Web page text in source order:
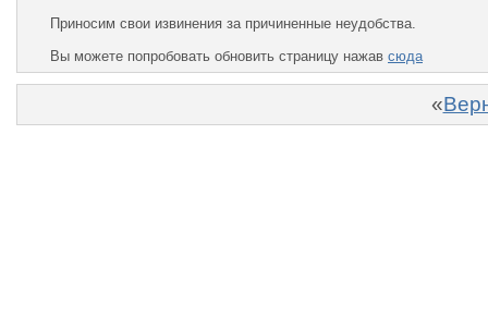
Приносим свои извинения за причиненные неудобства.
Вы можете попробовать обновить страницу нажав сюда
«